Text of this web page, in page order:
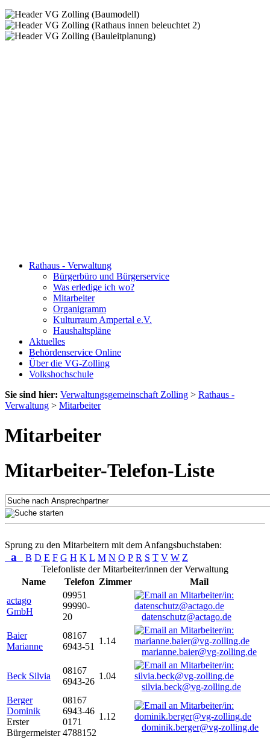
Rathaus - Verwaltung
Bürgerbüro und Bürgerservice
Was erledige ich wo?
Mitarbeiter
Organigramm
Kulturraum Ampertal e.V.
Haushaltspläne
Aktuelles
Behördenservice Online
Über die VG-Zolling
Volkshochschule
Sie sind hier: Verwaltungsgemeinschaft Zolling > Rathaus -
Verwaltung > Mitarbeiter
Mitarbeiter
Mitarbeiter-Telefon-Liste
Sprung zu den Mitarbeitern mit dem Anfangsbuchstaben:
a B D E F G H K L M N O P R S T V W Z
Telefonliste der Mitarbeiter/innen der Verwaltung
Name
Telefon Zimmer
Mail
actago
GmbH
09951
99990-
20
datenschutz@actago.de
Baier
Marianne
08167
6943-51
1.14
marianne.baier@vg-zolling.de
Beck Silvia
08167
6943-26
1.04
silvia.beck@vg-zolling.de
Berger
Dominik
Erster
Bürgermeister
08167
6943-46
0171
4788152
1.12
dominik.berger@vg-zolling.de